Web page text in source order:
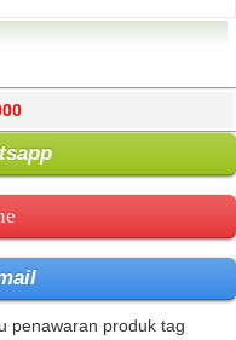
penawaran produk tag